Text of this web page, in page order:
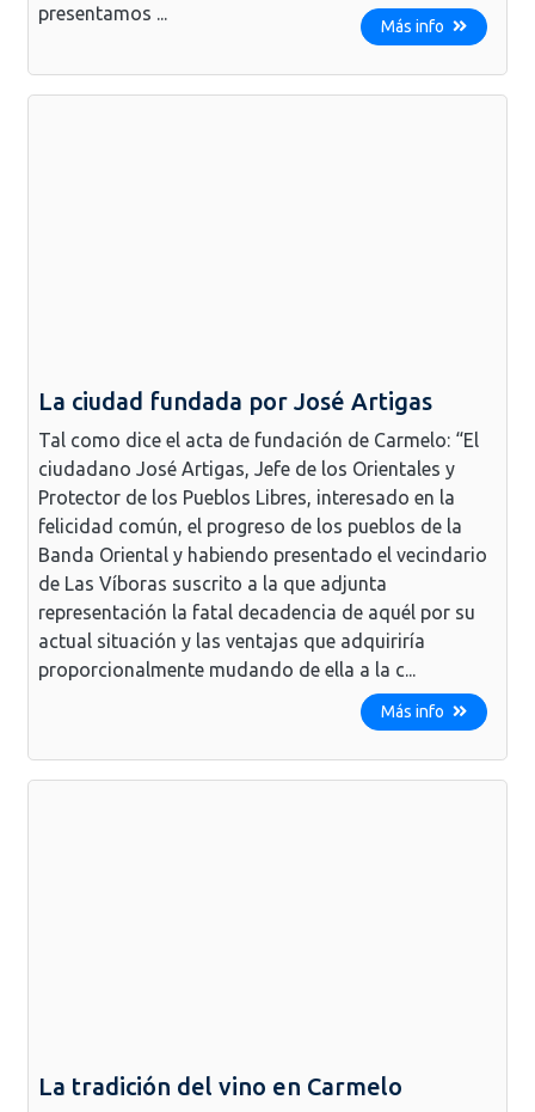
presentamos ...
Más info
La ciudad fundada por José Artigas
Tal como dice el acta de fundación de Carmelo: “El
ciudadano José Artigas, Jefe de los Orientales y
Protector de los Pueblos Libres, interesado en la
felicidad común, el progreso de los pueblos de la
Banda Oriental y habiendo presentado el vecindario
de Las Víboras suscrito a la que adjunta
representación la fatal decadencia de aquél por su
actual situación y las ventajas que adquiriría
proporcionalmente mudando de ella a la c...
Más info
La tradición del vino en Carmelo